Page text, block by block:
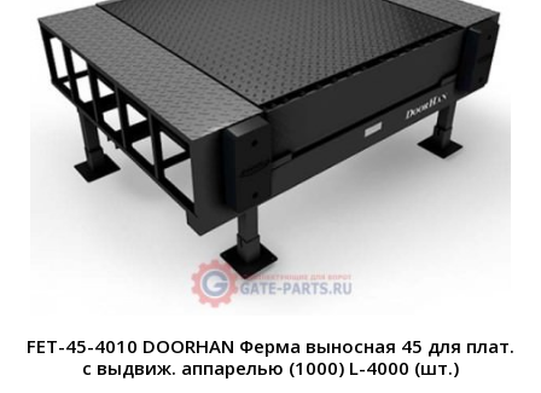
FET-45-4010 DOORHAN Ферма выносная 45 для плат.
с выдвиж. аппарелью (1000) L-4000 (шт.)